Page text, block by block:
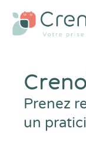
Prenez
un